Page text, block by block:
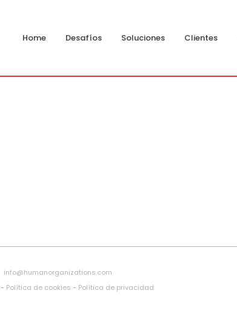
Home Desafíos Soluciones Clientes
info@humanorganizations.com
- Política de cookies - Política de privacidad